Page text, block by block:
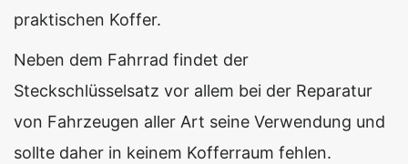
praktischen Koffer.
Neben dem Fahrrad findet der
Steckschlüsselsatz vor allem bei der Reparatur
von Fahrzeugen aller Art seine Verwendung und
sollte daher in keinem Kofferraum fehlen.